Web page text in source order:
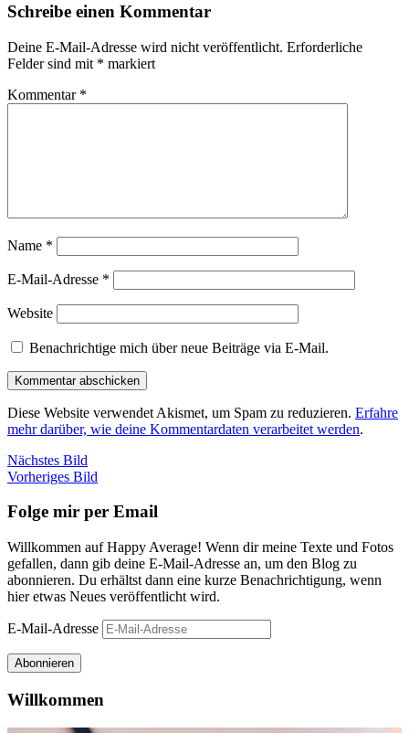
Schreibe einen Kommentar
Deine E-Mail-Adresse wird nicht veröffentlicht. Erforderliche
Felder sind mit * markiert
Kommentar *
Name *
E-Mail-Adresse *
Website
Benachrichtige mich über neue Beiträge via E-Mail.
Diese Website verwendet Akismet, um Spam zu reduzieren. Erfahre
mehr darüber, wie deine Kommentardaten verarbeitet werden.
Nächstes Bild
Vorheriges Bild
Folge mir per Email
Willkommen auf Happy Average! Wenn dir meine Texte und Fotos
gefallen, dann gib deine E-Mail-Adresse an, um den Blog zu
abonnieren. Du erhältst dann eine kurze Benachrichtigung, wenn
hier etwas Neues veröffentlicht wird.
E-Mail-Adresse
Abonnieren
Willkommen